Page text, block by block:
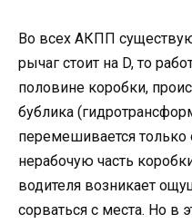
Во всех АКПП
рычаг стоит на D, то
половине коробки,
бублика
перемешивается только
нерабочую часть
водителя возникает
сорваться с места. Но в